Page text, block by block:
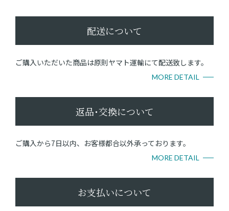
配送について
ご購入いただいた商品は原則ヤマト運輸にて配送致します。
MORE DETAIL
返品･交換について
ご購入から7日以内、お客様都合以外承っております。
MORE DETAIL
お支払いについて